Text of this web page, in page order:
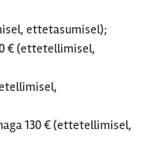
ettetasumisel);
€ (ettetellimisel,
130 € (ettetellimisel,